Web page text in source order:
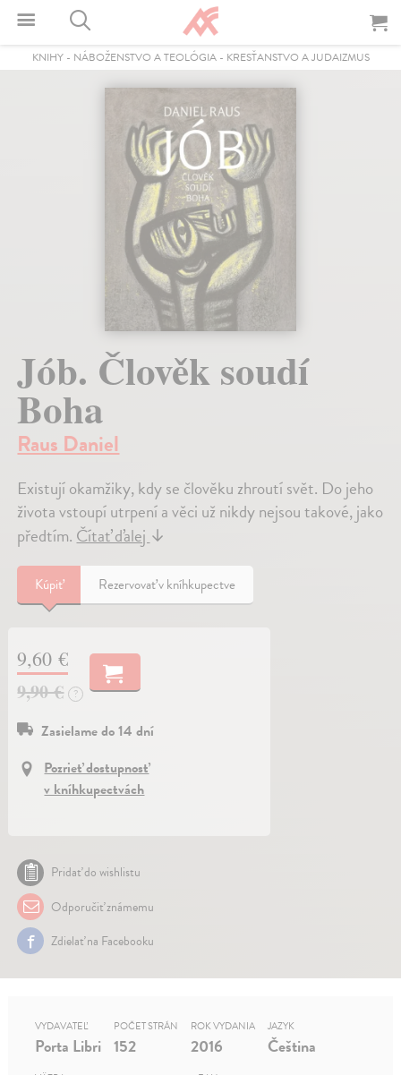
KNIHY- NÁBOŽENSTVO A TEOLÓGIA- KRESŤANSTVO A JUDAIZMUS
Jób. Člověk soudí
Boha
Raus Daniel
Existují okamžiky, kdy se člověku zhroutí svět. Do jeho
života vstoupí utrpení a věci už nikdy nejsou takové, jako
předtím.Čítať ďalej↓
Kúpiť Rezervovať v kníhkupectve
9,60 €
9,90 €
?
Zasielame do 14 dní
Pozrieť dostupnosť
v kníhkupectvách
Pridať do wishlistu
Odporučiť známemu
Zdielať na Facebooku
VYDAVATEĽ
Porta Libri
POČET STRÁN
152
ROK VYDANIA
2016
JAZYK
Čeština